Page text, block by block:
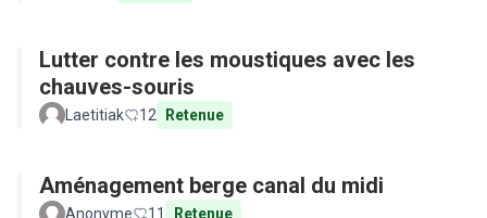
Lutter contre les moustiques avec les
chauves-souris
Laetitiak 12 Retenue
Aménagement berge canal du midi
Anonyme 11 Retenue